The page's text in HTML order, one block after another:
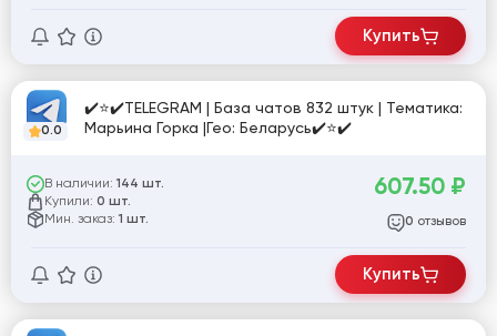
Купить
0.0
✔️⭐✔️TELEGRAM | База чатов 832 штук | Тематика:
Марьина Горка |Гео: Беларусь✔️⭐✔️
В наличии: 144 шт.
Купили: 0 шт.
Мин. заказ: 1 шт.
607.50 ₽
0 отзывов
Купить